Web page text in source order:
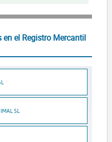
el Registro Mercantil
SL